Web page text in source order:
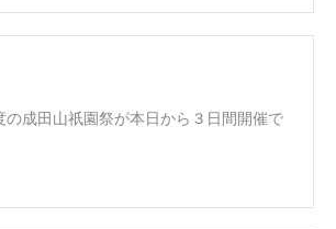
の成田山祇園祭が本日から３日間開催で